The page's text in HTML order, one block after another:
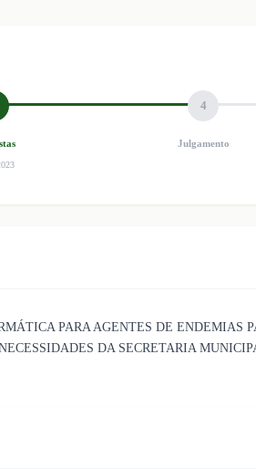
4
Julgamento
PARA AGENTES DE ENDEMIAS
DA SECRETARIA